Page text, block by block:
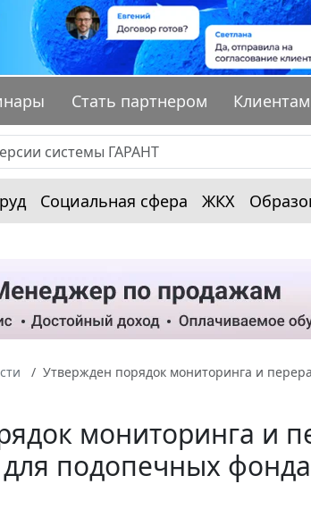
Стать партнером Клиентам
Социальная сфера ЖКХ
Утвержден порядок мониторинга и
мониторинга и
подопечных